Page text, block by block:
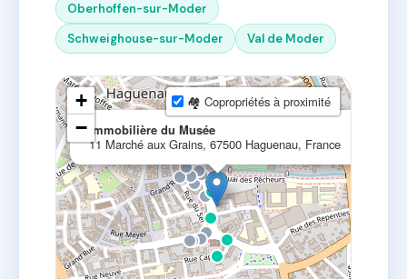
Oberhoffen-sur-Moder
Schweighouse-sur-Moder
Val de Moder
Immobilière du Musée
11 Marché aux Grains, 67500 Haguenau, France
+
−
🏘 Copropriétés à proximité